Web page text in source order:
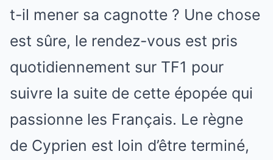
t-il mener sa cagnotte ? Une chose
est sûre, le rendez-vous est pris
quotidiennement sur TF1 pour
suivre la suite de cette épopée qui
passionne les Français. Le règne
de Cyprien est loin d’être terminé,